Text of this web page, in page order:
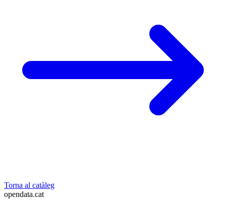
Torna al catàleg
opendata.cat